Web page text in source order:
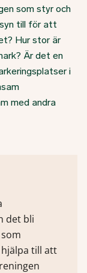
som styr och
till för att
Hur stor är
Är det en
i
med andra
det bli
till att